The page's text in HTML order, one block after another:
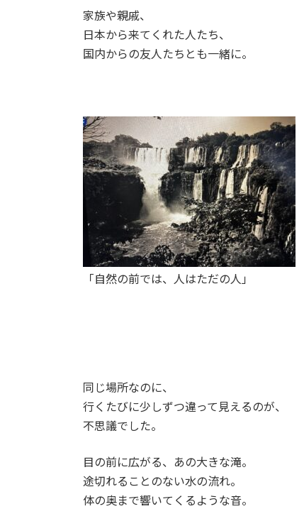
家族や親戚、
日本から来てくれた人たち、
国内からの友人たちとも一緒に。
「自然の前では、人はただの人」
同じ場所なのに、
行くたびに少しずつ違って見えるのが、
不思議でした。
目の前に広がる、あの大きな滝。
途切れることのない水の流れ。
体の奥まで響いてくるような音。